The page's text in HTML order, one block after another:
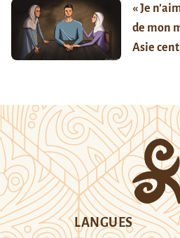
« Je
de mon
Asie
LANGUES